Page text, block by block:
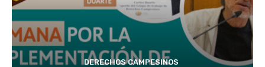
DERECHOS CAMPESINOS